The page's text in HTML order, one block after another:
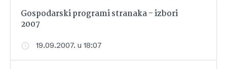
Gospodarski programi stranaka - izbori
2007
19.09.2007. u 18:07